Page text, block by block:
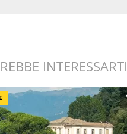
INTERESSARTI